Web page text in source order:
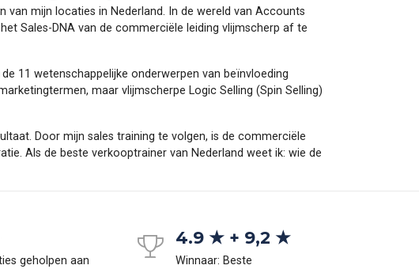
van mijn locaties in Nederland. In de wereld van Accounts
Sales-DNA van de commerciële leiding vlijmscherp af te
11 wetenschappelijke onderwerpen van beïnvloeding
maar vlijmscherpe Logic Selling (Spin Selling)
Door mijn sales training te volgen, is de commerciële
Als de beste verkooptrainer van Nederland weet ik: wie de
geholpen aan
4.9 ★ + 9,2 ★
Winnaar: Beste